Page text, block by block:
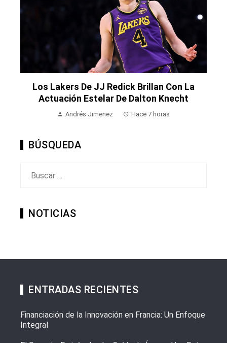
Los Lakers De JJ Redick Brillan Con La
Actuación Estelar De Dalton Knecht
Andrés Jimenez Hace 7 horas
BÚSQUEDA
NOTICIAS
ENTRADAS RECIENTES
Financiación de la Innovación en Francia: Un Enfoque
Integral